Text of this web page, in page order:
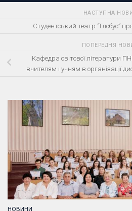
НАСТУПНА
Студентський театр “Глобус”
ПОПЕРЕДНЯ
Кафедра світової літератури
вчителям і учням в організації
НОВИНИ